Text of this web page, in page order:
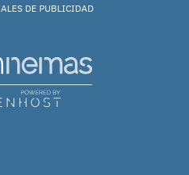
DE PUBLICIDAD